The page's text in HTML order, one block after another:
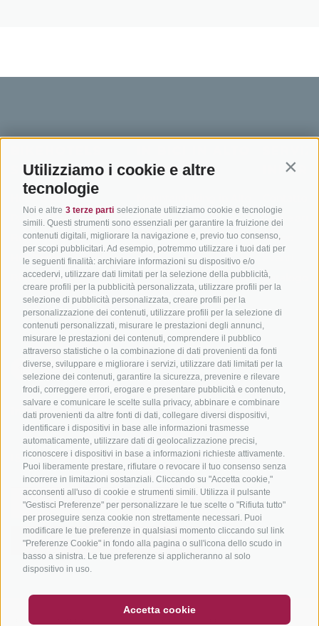
Utilizziamo i cookie e altre
tecnologie
Noi e altre 3 terze parti selezionate utilizziamo cookie e tecnologie
simili. Questi strumenti sono essenziali per garantire la fruizione dei
contenuti digitali, migliorare la navigazione e, previo tuo consenso,
per scopi pubblicitari. Ad esempio, potremmo utilizzare i tuoi dati per
le seguenti finalità: archiviare informazioni su dispositivo e/o
accedervi, utilizzare dati limitati per la selezione della pubblicità,
creare profili per la pubblicità personalizzata, utilizzare profili per la
selezione di pubblicità personalizzata, creare profili per la
personalizzazione dei contenuti, utilizzare profili per la selezione di
contenuti personalizzati, misurare le prestazioni degli annunci,
misurare le prestazioni dei contenuti, comprendere il pubblico
attraverso statistiche o la combinazione di dati provenienti da fonti
diverse, sviluppare e migliorare i servizi, utilizzare dati limitati per la
selezione dei contenuti, garantire la sicurezza, prevenire e rilevare
frodi, correggere errori, erogare e presentare pubblicità e contenuto,
salvare e comunicare le scelte sulla privacy, abbinare e combinare
dati provenienti da altre fonti di dati, collegare diversi dispositivi,
identificare i dispositivi in base alle informazioni trasmesse
automaticamente, utilizzare dati di geolocalizzazione precisi,
riconoscere i dispositivi in base a informazioni richieste attivamente.
Puoi liberamente prestare, rifiutare o revocare il tuo consenso senza
incorrere in limitazioni sostanziali. Cliccando su "Accetta cookie,"
acconsenti all'uso di cookie e strumenti simili. Utilizza il pulsante
"Gestisci Preferenze" per personalizzare le tue scelte o "Rifiuta tutto"
per proseguire senza cookie non strettamente necessari. Puoi
modificare le tue preferenze in qualsiasi momento cliccando sul link
"Preferenze Cookie" in fondo alla pagina o sull'icona dello scudo in
basso a sinistra. Le tue preferenze si applicheranno al solo
dispositivo in uso.
Accetta cookie
NEWSLETTER
SOCIAL WALL METEO
SÜDTIROL
Hotel & pacchetti
Pacchetti vacanze
Buoni vacanza
Hot Deals
Bike & Work
ADIGE
Adige
In bici da corsa in Alto
Adige
Ciclabili in Alto Adige
Scuole bike
Tutti i tour
Come
Meteo
Catalogo
info@bikehotels.it
ISCRIVITI ALLA NOSTRA NEWSLETTER
ISCRIVITI ADESSO
CREDITS